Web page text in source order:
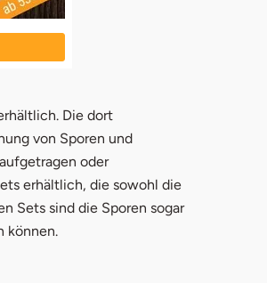
Die dort
von Sporen und
oder
erhältlich, die sowohl die
Sets sind die Sporen sogar
können.